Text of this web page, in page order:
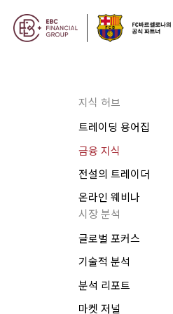
지식 허브
트레이딩 용어집
금융 지식
전설의 트레이더
온라인 웨비나
시장 분석
글로벌 포커스
기술적 분석
분석 리포트
마켓 저널